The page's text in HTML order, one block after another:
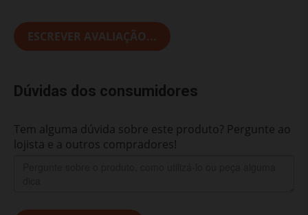
ESCREVER AVALIAÇÃO...
Dúvidas dos consumidores
Tem alguma dúvida sobre este produto? Pergunte ao
lojista e a outros compradores!